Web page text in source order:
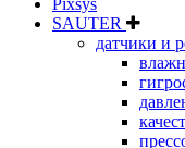
SAUTER
датчики и